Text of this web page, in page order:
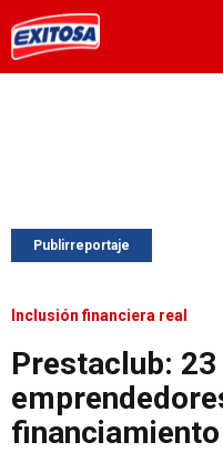
Publirreportaje
Inclusión financiera real
Prestaclub: